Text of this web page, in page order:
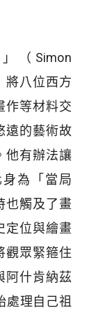
（Simon
將八位西方
作等材料交
遠的藝術故
他有辦法讓
為「當局
也觸及了畫
定位與繪畫
觀眾緊箍住
阿什肯納茲
處理自己祖